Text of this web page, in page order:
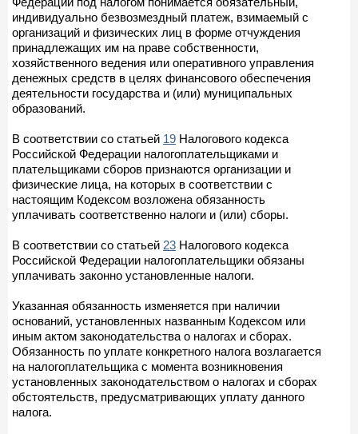
индивидуально безвозмездный платеж, взимаемый с
организаций и физических лиц в форме отчуждения
принадлежащих им на праве собственности,
хозяйственного ведения или оперативного управления
денежных средств в целях финансового обеспечения
деятельности государства и (или) муниципальных
образований.
В соответствии со статьей 19 Налогового кодекса
Российской Федерации налогоплательщиками и
плательщиками сборов признаются организации и
физические лица, на которых в соответствии с
настоящим Кодексом возложена обязанность
уплачивать соответственно налоги и (или) сборы.
В соответствии со статьей 23 Налогового кодекса
Российской Федерации налогоплательщики обязаны
уплачивать законно установленные налоги.
Указанная обязанность изменяется при наличии
оснований, установленных названным Кодексом или
иным актом законодательства о налогах и сборах.
Обязанность по уплате конкретного налога возлагается
на налогоплательщика с момента возникновения
установленных законодательством о налогах и сборах
обстоятельств, предусматривающих уплату данного
налога.